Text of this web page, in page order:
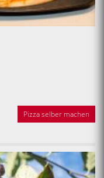
Pizza selber machen